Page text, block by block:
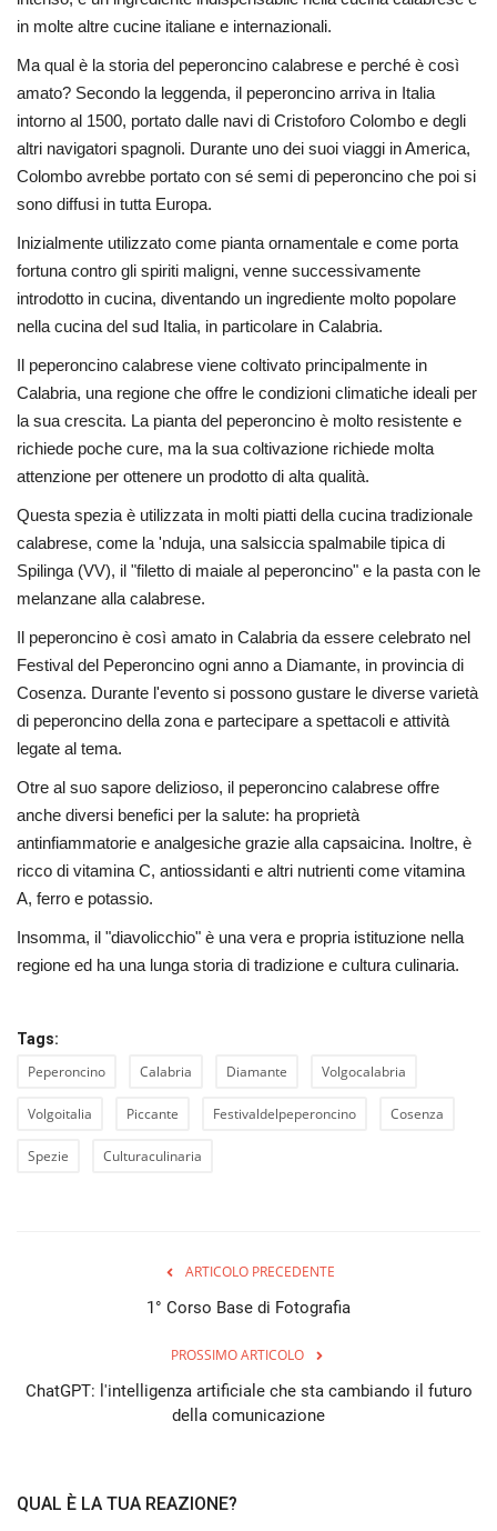
in molte altre cucine italiane e internazionali.
Ma qual è la storia del peperoncino calabrese e perché è così
amato? Secondo la leggenda, il peperoncino arriva in Italia
intorno al 1500, portato dalle navi di Cristoforo Colombo e degli
altri navigatori spagnoli. Durante uno dei suoi viaggi in America,
Colombo avrebbe portato con sé semi di peperoncino che poi si
sono diffusi in tutta Europa.
Inizialmente utilizzato come pianta ornamentale e come porta
fortuna contro gli spiriti maligni, venne successivamente
introdotto in cucina, diventando un ingrediente molto popolare
nella cucina del sud Italia, in particolare in Calabria.
Il peperoncino calabrese viene coltivato principalmente in
Calabria, una regione che offre le condizioni climatiche ideali per
la sua crescita. La pianta del peperoncino è molto resistente e
richiede poche cure, ma la sua coltivazione richiede molta
attenzione per ottenere un prodotto di alta qualità.
Questa spezia è utilizzata in molti piatti della cucina tradizionale
calabrese, come la 'nduja, una salsiccia spalmabile tipica di
Spilinga (VV), il "filetto di maiale al peperoncino" e la pasta con le
melanzane alla calabrese.
Il peperoncino è così amato in Calabria da essere celebrato nel
Festival del Peperoncino ogni anno a Diamante, in provincia di
Cosenza. Durante l'evento si possono gustare le diverse varietà
di peperoncino della zona e partecipare a spettacoli e attività
legate al tema.
Otre al suo sapore delizioso, il peperoncino calabrese offre
anche diversi benefici per la salute: ha proprietà
antinfiammatorie e analgesiche grazie alla capsaicina. Inoltre, è
ricco di vitamina C, antiossidanti e altri nutrienti come vitamina
A, ferro e potassio.
Insomma, il "diavolicchio" è una vera e propria istituzione nella
regione ed ha una lunga storia di tradizione e cultura culinaria.
Tags:
Peperoncino Calabria Diamante Volgocalabria
Volgoitalia Piccante Festivaldelpeperoncino Cosenza
Spezie Culturaculinaria
ARTICOLO PRECEDENTE
1° Corso Base di Fotografia
PROSSIMO ARTICOLO
ChatGPT: l'intelligenza artificiale che sta cambiando il futuro
della comunicazione
QUAL È LA TUA REAZIONE?